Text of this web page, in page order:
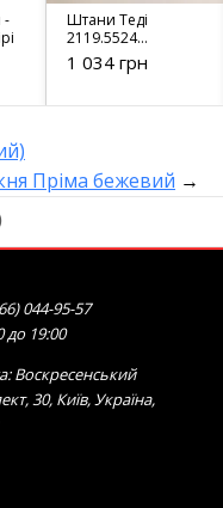
-
Штани Теді
2119.5524
блакитний
1 034 грн
Пріма бежевий →
044-95-57
до 19:00
Воскресенський
30, Київ, Україна,